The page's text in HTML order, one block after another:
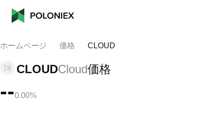
ホームページ 価格 CLOUD
CLOUDCloud価格
--0.00%